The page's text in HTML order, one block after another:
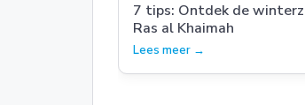
7 tips: Ontdek de
Ras al Khaimah
Lees meer →